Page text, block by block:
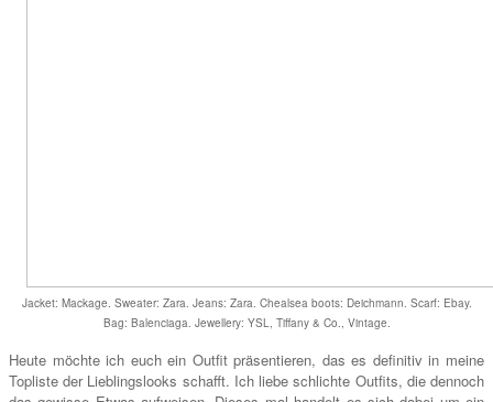
Jacket: Mackage. Sweater: Zara. Jeans: Zara. Chealsea boots: Deichmann. Scarf: Ebay.
Bag: Balenciaga. Jewellery: YSL, Tiffany & Co., Vintage.
Heute möchte ich euch ein Outfit präsentieren, das es definitiv in meine
Topliste der Lieblingslooks schafft. Ich liebe schlichte Outfits, die dennoch